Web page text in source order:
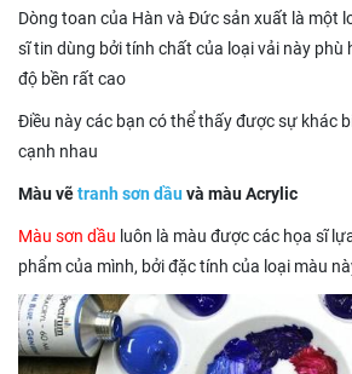
Dòng toan của Hàn và Đức sản xuất là một
sĩ tin dùng bởi tính chất của loại vải này phù
độ bền rất cao
Điều này các bạn có thể thấy được sự khác
cạnh nhau
Màu vẽtranh sơn dầuvà màuAcrylic
Màu sơn dầu luôn là màu được các họa sĩ
phẩm của mình, bởi đặc tính của loại màu